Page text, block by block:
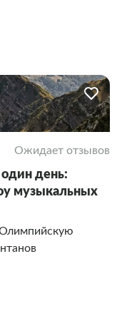
Ожидает отзывов
день:
музыкальных